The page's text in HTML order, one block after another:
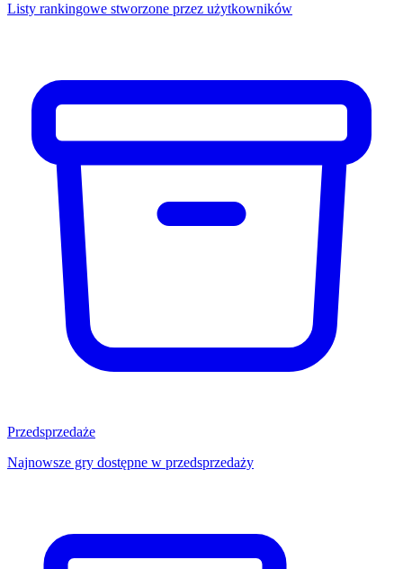
Listy rankingowe stworzone przez użytkowników
Przedsprzedaże
Najnowsze gry dostępne w przedsprzedaży